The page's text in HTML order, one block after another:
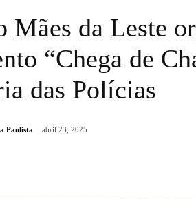
Mães da Leste
“Chega de
das Polícias
Paulista abril 23, 2025